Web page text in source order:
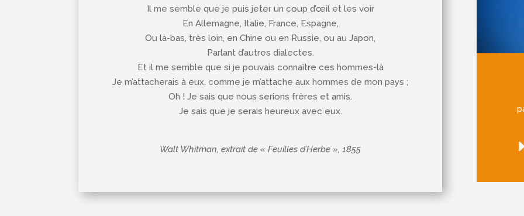
Il me semble que je puis jeter un coup d’œil et les voir
En Allemagne, Italie, France, Espagne,
Ou là-bas, très loin, en Chine ou en Russie, ou au Japon,
Parlant d’autres dialectes.
Et il me semble que si je pouvais connaître ces hommes-là
Je m’attacherais à eux, comme je m’attache aux hommes de mon pays ;
Oh ! Je sais que nous serions frères et amis.
Je sais que je serais heureux avec eux.
Walt Whitman, extrait de « Feuilles d’Herbe », 1855